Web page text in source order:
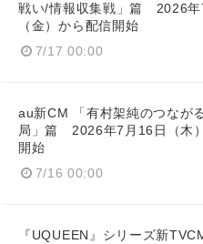
戦い/情報収集戦」篇 2026年
（金）から配信開始
7/17 00:00
au新CM 「有村架純のつなが
局」篇 2026年7月16日（木
開始
7/16 00:00
『UQUEEN』シリーズ新